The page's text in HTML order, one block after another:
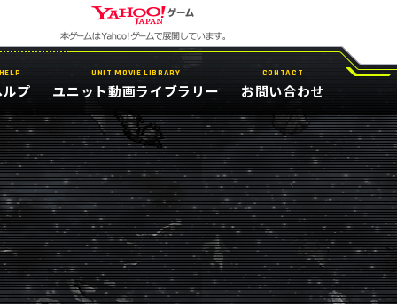
プ
UNIT MOVIE LIBRARY
ユニット動画ライブラリー
CONTACT
お問い合わせ